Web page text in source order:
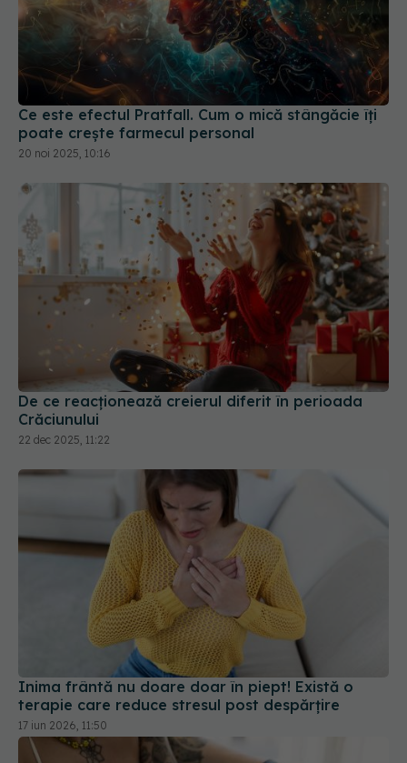
Ce este efectul Pratfall. Cum o mică stângăcie îți
poate crește farmecul personal
20 noi 2025, 10:16
De ce reacționează creierul diferit în perioada
Crăciunului
22 dec 2025, 11:22
Inima frântă nu doare doar în piept! Există o
terapie care reduce stresul post despărțire
17 iun 2026, 11:50